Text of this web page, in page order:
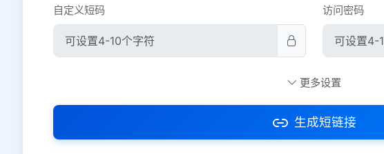
自定义短码 访问密码
社交平台 电商平台
选择防红平台类型，避免链接被拦截
平台设置
iOS
更多设置
生成短链接